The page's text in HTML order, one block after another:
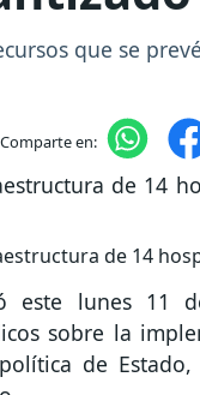
que se
Comparte en:
de 14
este lunes 11
sobre la
de Estado,